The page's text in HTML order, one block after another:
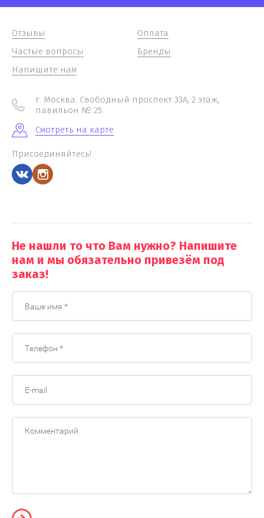
Отзывы
Частые вопросы
Напишите нам
Оплата
Бренды
г. Москва. Свободный проспект 33А, 2 этаж,
павильон № 25.
Смотреть на карте
Присоединяйтесь!
Не нашли то что Вам нужно? Напишите
нам и мы обязательно привезём под
заказ!